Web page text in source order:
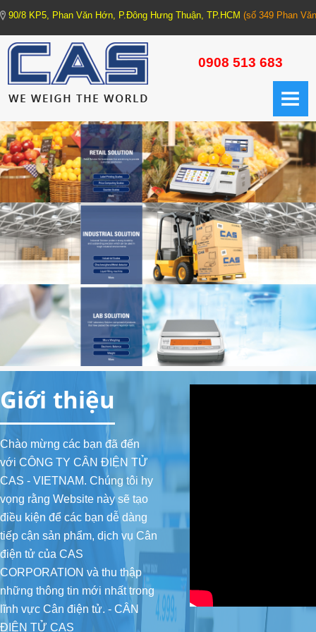
90/8 KP5, Phan Văn Hớn, P.Đông Hưng Thuận, TP.HCM (số 349 Phan
0908 513 683
TRANG CHỦ
CÂN ĐIỆN TỬ
1. CÂN XE TẢI - CÂN HỆ THỐNG (Truck Scale - Weighing Machine)
1.1. Trạm cân xe tải
1.2. Cân xe tải xách tay
1.3. Cân bồn các loại
2. CÂN CÔNG NGHIỆP (Industrial Scale)
2.1. Cân cơ bản
2.2. Cân tiểu ly, Cân phân tích
2.3. Cân đếm
2.4. Cân bàn
3. CÂN THƯƠNG MẠI (Commercial Scale)
4. ĐẦU CÂN (Indicator)
4.1. Đầu cân cơ bản
4.2. Đầu cân có Relay In/Out, Analog Out
4.3. Đầu cân chống cháy nổ
4.4. Đầu cân chống nước
5. CẢM BIẾN TẢI (Load cell)
Giới thiệu
Chào mừng các bạn đã đến
với CÔNG TY CÂN ĐIỆN TỬ
CAS - VIETNAM. Chúng tôi hy
vọng rằng Website này sẽ tạo
điều kiện để các bạn dễ dàng
tiếp cận sản phẩm, dịch vụ Cân
điện tử của CAS
CORPORATION và thu thập
những thông tin mới nhất trong
lĩnh vực Cân điện tử. - CÂN
ĐIỆN TỬ CAS